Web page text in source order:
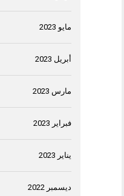
مايو 2023
أبريل 2023
مارس 2023
فبراير 2023
يناير 2023
ديسمبر 2022